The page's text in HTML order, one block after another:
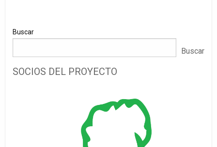
Buscar
Buscar
SOCIOS DEL PROYECTO